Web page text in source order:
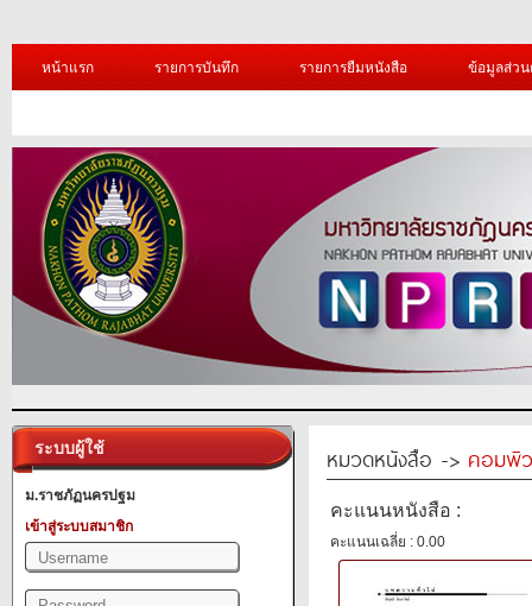
หน้าแรก รายการบันทึก รายการยืมหนังสือ ข้อมูลส่ว
ระบบผู้ใช้
ม.ราชภัฏนครปฐม
เข้าสู่ระบบสมาชิก
หมวดหนังสือ -> คอมพิ
คะแนนหนังสือ :
คะแนนเฉลี่ย : 0.00